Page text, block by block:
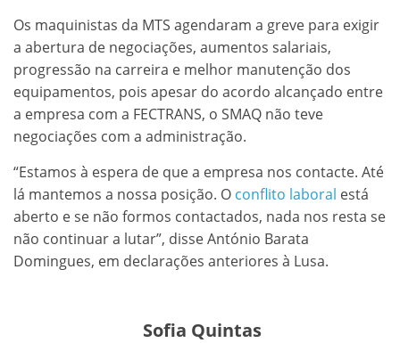
Os maquinistas da MTS agendaram a greve para exigir
a abertura de negociações, aumentos salariais,
progressão na carreira e melhor manutenção dos
equipamentos, pois apesar do acordo alcançado entre
a empresa com a FECTRANS, o SMAQ não teve
negociações com a administração.
“Estamos à espera de que a empresa nos contacte. Até
lá mantemos a nossa posição. O conflito laboral está
aberto e se não formos contactados, nada nos resta se
não continuar a lutar”, disse António Barata
Domingues, em declarações anteriores à Lusa.
Sofia Quintas